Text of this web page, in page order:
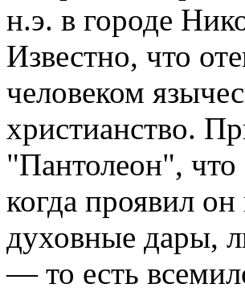
н.э. в городе
Известно, что
человеком
христианство.
"Пантолеон",
когда проявил
духовные дары,
— то есть